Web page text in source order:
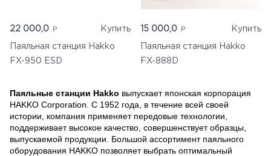
22 000,0 Купить
Паяльная станция Hakko
FX-950 ESD
15 000,0 Купить
Паяльная станция Hakko
FX-888D
Паяльные станции Hakko выпускает японская корпорация
HAKKO Corporation. С 1952 года, в течение всей своей
истории, компания применяет передовые технологии,
поддерживает высокое качество, совершенствует образцы,
выпускаемой продукции . Большой ассортимент паяльного
оборудования HAKKO позволяет выбрать оптимальный
Главная
Доставка
Контакты